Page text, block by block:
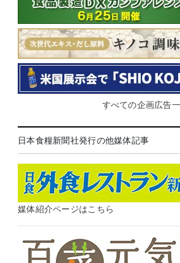
すべての企画広告
日本食糧新聞社発行の他媒体記事
媒体紹介ページはこちら